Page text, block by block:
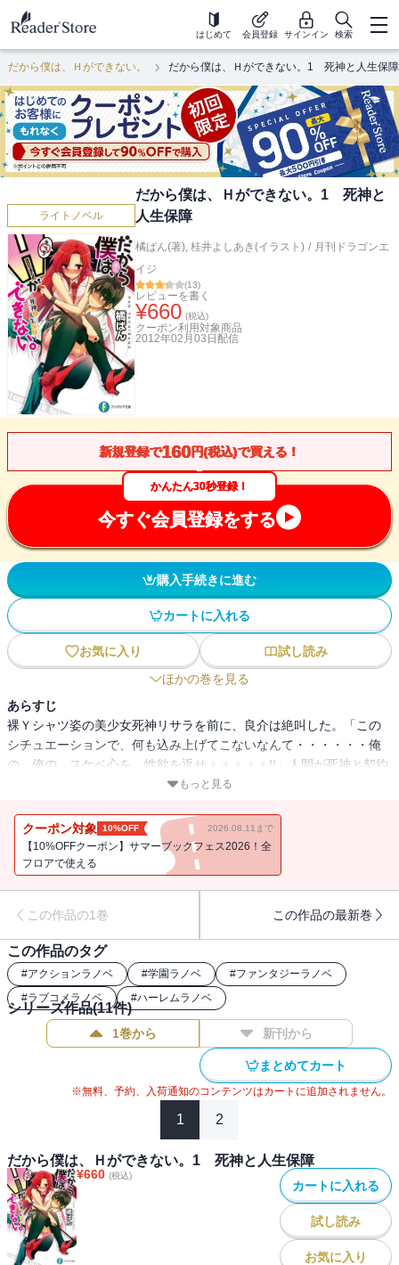
はじめて 会員登録 サインイン 検索
だから僕は、Ｈができない。 だから僕は、Ｈができない。1 死神と人生保障
ライトノベル
だから僕は、Ｈができない。1 死神と
人生保障
橘ぱん(著), 桂井よしあき(イラスト) / 月刊ドラゴンエ
イジ
(13)
レビューを書く
¥660 (税込)
クーポン利用対象商品
2012年02月03日 配信
新規登録で160円(税込)で買える！
かんたん30秒登録！
今すぐ会員登録をする
購入手続きに進む
カートに入れる
お気に入り
試し読み
ほかの巻を見る
あらすじ
裸Ｙシャツ姿の美少女死神リサラを前に、良介は絶叫した。「この
シチュエーションで、何も込み上げてこないなんて・・・・・・俺
の、俺の、スケベ心を、性欲を返せぇぇぇぇぇ!!」人間が死神と契約
し、霊力を代償に快適な人生をサポートしてもらう世界。なりゆき
介）が要求されたのは、Ｈな魂だった!? 女の子を見てもナニも感じ
ない俺なんて、死んだも同然！ エロい手段で、スケベ心をよみが
えらせてみせるっ！ かくして、良介のＨな魂回復大作戦が始まっ
もっと見る
クーポン対象 10%OFF 2026.08.11まで
【10%OFFクーポン】サマーブックフェス2026！全
フロアで使える
この作品の1巻 この作品の最新巻
この作品のタグ
#アクションラノベ #学園ラノベ #ファンタジーラノベ
#ラブコメラノベ #ハーレムラノベ
シリーズ作品(11件)
1巻から 新刊から
まとめてカート
※無料、予約、入荷通知のコンテンツはカートに追加されません。
1 2
だから僕は、Ｈができない。1 死神と人生保障
¥660 (税込)
カートに入れる
試し読み
お気に入り